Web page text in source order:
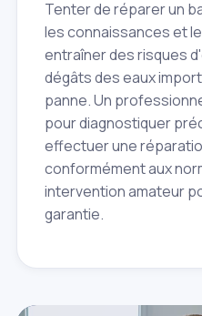
Tenter de réparer un
les connaissances et
entraîner des risques
dégâts des eaux
panne. Un
pour diagnostiquer
effectuer une
conformément aux
intervention amateur
garantie.